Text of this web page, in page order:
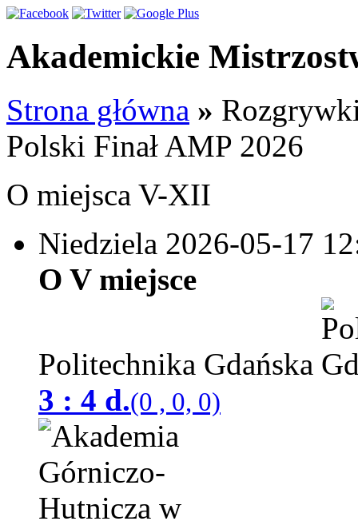
Akademickie
Strona główna »
Polski Finał AMP 2026
O miejsca V-XII
Niedziela 2026-05-17
O V miejsce
Politechnika Gdańska
3 : 4 d.(0 , 0, 0)